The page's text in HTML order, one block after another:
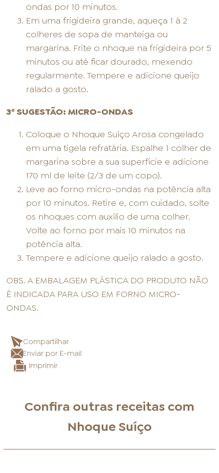
ondas por 10 minutos.
Em uma frigideira grande, aqueça 1 à 2
colheres de sopa de manteiga ou
margarina. Frite o nhoque na frigideira por 5
minutos ou até ficar dourado, mexendo
regularmente. Tempere e adicione queijo
ralado a gosto.
3ª SUGESTÃO: MICRO-ONDAS
Coloque o Nhoque Suíço Arosa congelado
em uma tigela refratária. Espalhe 1 colher de
margarina sobre a sua superfície e adicione
170 ml de leite (2/3 de um copo).
Leve ao forno micro-ondas na potência alta
por 10 minutos. Retire e, com cuidado, solte
os nhoques com auxílio de uma colher.
Volte ao forno por mais 10 minutos na
potência alta.
Tempere e adicione queijo ralado a gosto.
OBS. A EMBALAGEM PLÁSTICA DO PRODUTO NÃO
É INDICADA PARA USO EM FORNO MICRO-
ONDAS.
Compartilhar
Enviar por E-mail
Imprimir
Confira outras receitas com
Nhoque Suíço